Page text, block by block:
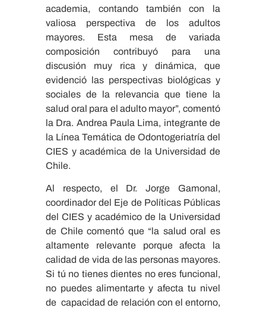
academia, contando también con la
valiosa perspectiva de los adultos
mayores. Esta mesa de variada
composición contribuyó para una
discusión muy rica y dinámica, que
evidenció las perspectivas biológicas y
sociales de la relevancia que tiene la
salud oral para el adulto mayor”, comentó
la Dra. Andrea Paula Lima, integrante de
la Línea Temática de Odontogeriatría del
CIES y académica de la Universidad de
Chile.
Al respecto, el Dr. Jorge Gamonal,
coordinador del Eje de Políticas Públicas
del CIES y académico de la Universidad
de Chile comentó que “la salud oral es
altamente relevante porque afecta la
calidad de vida de las personas mayores.
Si tú no tienes dientes no eres funcional,
no puedes alimentarte y afecta tu nivel
de capacidad de relación con el entorno,